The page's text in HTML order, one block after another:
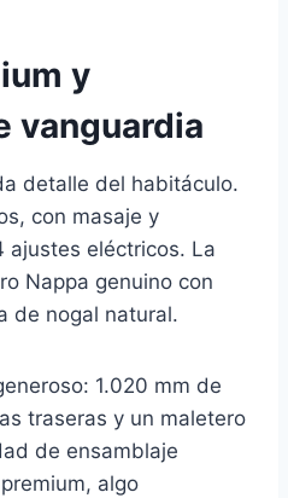
y
vanguardia
detalle del habitáculo.
con masaje y
ajustes eléctricos. La
Nappa genuino con
de nogal natural.
1.020 mm de
traseras y un maletero
de ensamblaje
algo